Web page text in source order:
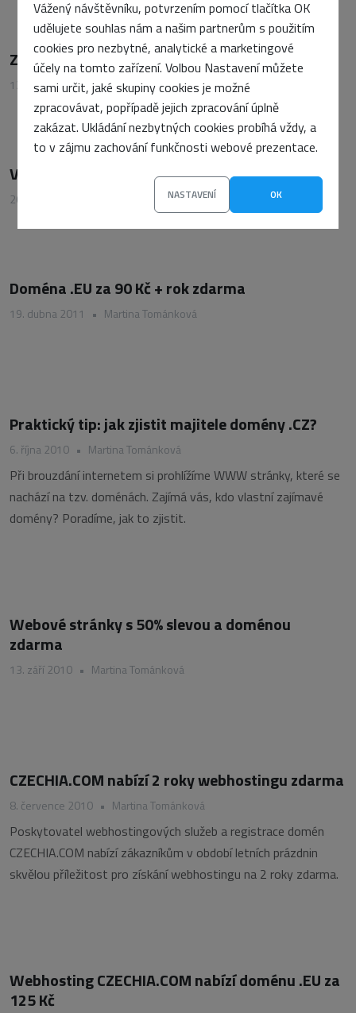
Vážený návštěvníku, potvrzením pomocí tlačítka OK
udělujete souhlas nám a našim partnerům s použitím
cookies pro nezbytné, analytické a marketingové
účely na tomto zařízení. Volbou Nastavení můžete
sami určit, jaké skupiny cookies je možné
zpracovávat, popřípadě jejich zpracování úplně
zakázat. Ukládání nezbytných cookies probíhá vždy, a
to v zájmu zachování funkčnosti webové prezentace.
NASTAVENÍ OK
Zabezpečujete citlivá data na internetu?
13. května 2011 • Martina Tománková
Vlastní server za 495 Kč měsíčně
26. dubna 2011 Martina Tománková
Doména .EU za 90 Kč + rok zdarma
19. dubna 2011 • Martina Tománková
Praktický tip: jak zjistit majitele domény .CZ?
6. října 2010 • Martina Tománková
Při brouzdání internetem si prohlížíme WWW stránky, které se
nachází na tzv. doménách. Zajímá vás, kdo vlastní zajímavé
domény? Poradíme, jak to zjistit.
Webové stránky s 50% slevou a doménou
zdarma
13. září 2010 • Martina Tománková
CZECHIA.COM nabízí 2 roky webhostingu zdarma
8. července 2010 • Martina Tománková
Poskytovatel webhostingových služeb a registrace domén
CZECHIA.COM nabízí zákazníkům v období letních prázdnin
skvělou příležitost pro získání webhostingu na 2 roky zdarma.
Webhosting CZECHIA.COM nabízí doménu .EU za
125 Kč